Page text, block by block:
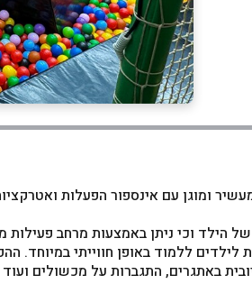
ומוגן עם אינספור הפעלות
וכי ניתן באמצעות מרחב פעילות
ללמוד באופן חווייתי במיוחד.
באתגרים, התגברות על מכשולים